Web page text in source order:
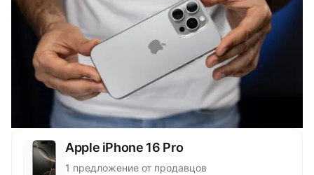
Apple iPhone 16 Pro
1 предложение от продавцов